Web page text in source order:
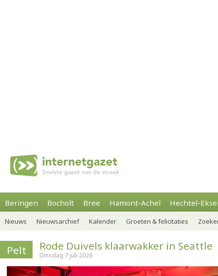
Beringen Bocholt Bree Hamont-Achel Hechtel-
Nieuws Nieuwsarchief Kalender Groeten & felicitaties
Pelt Rode Duivels klaarwakker in Seattle
Dinsdag 7 juli 2026